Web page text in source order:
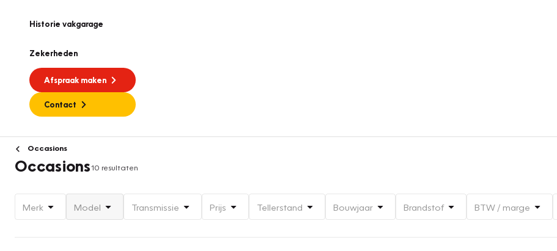
Historie vakgarage
Zekerheden
Afspraak maken
Contact
Occasions
Occasions10 resultaten
Merk Model Transmissie Prijs Tellerstand Bouwjaar Brandstof BTW / marge